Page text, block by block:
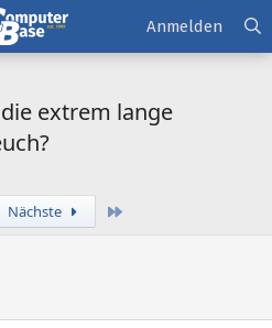
Anmelden
extrem lange
Nächste